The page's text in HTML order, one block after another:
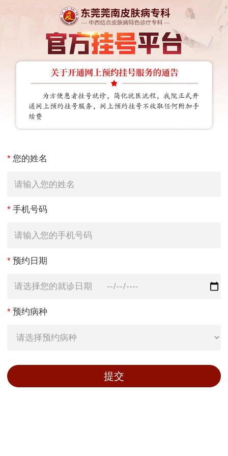
* 您的姓名
* 手机号码
* 预约日期
* 预约病种